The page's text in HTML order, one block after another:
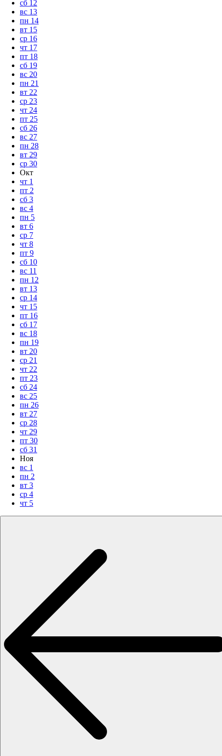
сб 12
вс 13
пн 14
вт 15
ср 16
чт 17
пт 18
сб 19
вс 20
пн 21
вт 22
ср 23
чт 24
пт 25
сб 26
вс 27
пн 28
вт 29
ср 30
Окт
чт 1
пт 2
сб 3
вс 4
пн 5
вт 6
ср 7
чт 8
пт 9
сб 10
вс 11
пн 12
вт 13
ср 14
чт 15
пт 16
сб 17
вс 18
пн 19
вт 20
ср 21
чт 22
пт 23
сб 24
вс 25
пн 26
вт 27
ср 28
чт 29
пт 30
сб 31
Ноя
вс 1
пн 2
вт 3
ср 4
чт 5